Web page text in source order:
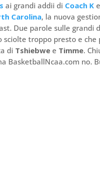
ai grandi addii di Coach K e
Carolina, la nuova
Due parole sulle grandi
troppo presto e
di Tshiebwe e Timme.
BasketballNcaa.com no.